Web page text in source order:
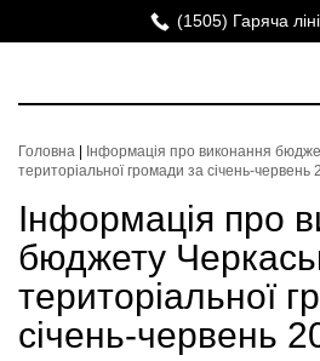
(1505) Гаряча
Головна
Інформація про виконання
територіальної громади за січень-червень
Інформація про
бюджету
територіальної
січень-червень